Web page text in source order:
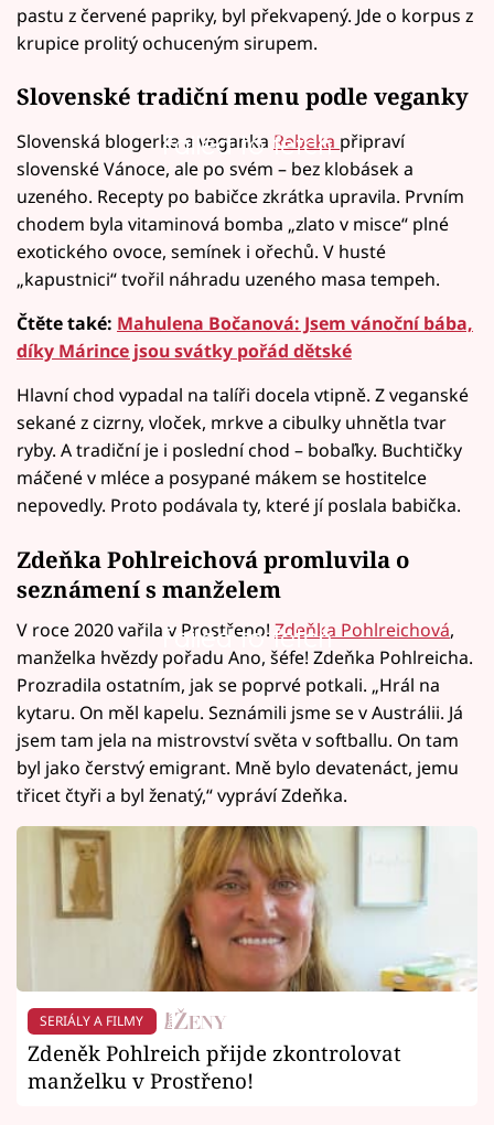
pastu z červené papriky, byl překvapený. Jde o korpus z
krupice prolitý ochuceným sirupem.
Slovenské tradiční menu podle veganky
Failed to fetch
Slovenská blogerka a veganka Rebeka připraví
slovenské Vánoce, ale po svém – bez klobásek a
uzeného. Recepty po babičce zkrátka upravila. Prvním
chodem byla vitaminová bomba „zlato v misce“ plné
exotického ovoce, semínek i ořechů. V husté
„kapustnici“ tvořil náhradu uzeného masa tempeh.
Čtěte také: Mahulena Bočanová: Jsem vánoční bába,
díky Márince jsou svátky pořád dětské
Hlavní chod vypadal na talíři docela vtipně. Z veganské
sekané z cizrny, vloček, mrkve a cibulky uhnětla tvar
ryby. A tradiční je i poslední chod – bobaľky. Buchtičky
máčené v mléce a posypané mákem se hostitelce
nepovedly. Proto podávala ty, které jí poslala babička.
Zdeňka Pohlreichová promluvila o
seznámení s manželem
Failed to fetch
V roce 2020 vařila v Prostřeno! Zdeňka Pohlreichová,
manželka hvězdy pořadu Ano, šéfe! Zdeňka Pohlreicha.
Prozradila ostatním, jak se poprvé potkali. „Hrál na
kytaru. On měl kapelu. Seznámili jsme se v Austrálii. Já
jsem tam jela na mistrovství světa v softballu. On tam
byl jako čerstvý emigrant. Mně bylo devatenáct, jemu
třicet čtyři a byl ženatý,“ vypráví Zdeňka.
SERIÁLY A FILMY
Zdeněk Pohlreich přijde zkontrolovat
manželku v Prostřeno!